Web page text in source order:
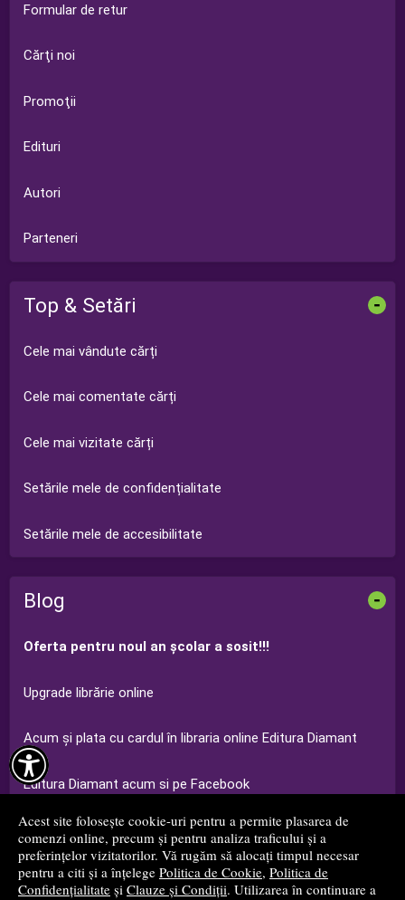

Acest site folosește cookie-uri pentru a permite plasarea de
comenzi online, precum și pentru analiza traficului și a
preferințelor vizitatorilor. Vă rugăm să alocați timpul necesar
pentru a citi și a înțelege Politica de Cookie, Politica de
Confidențialitate și Clauze și Condiții. Utilizarea în continuare a
Formular de retur
Cărţi noi
Promoţii
Edituri
Autori
Parteneri
Top & Setări -
Cele mai vândute cărți
Cele mai comentate cărți
Cele mai vizitate cărți
Setările mele de confidențialitate
Setările mele de accesibilitate
Blog -
Oferta pentru noul an şcolar a sosit!!!
Upgrade librărie online
Acum şi plata cu cardul în libraria online Editura Diamant
Editura Diamant acum si pe Facebook
Ofertă Grădiniţă Editura Diamant 2014-2015
...toate știrile